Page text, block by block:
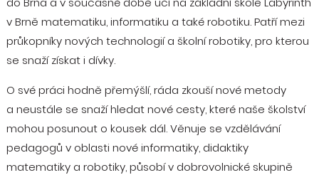
v Brně matematiku, informatiku a také robotiku. Patří mezi
průkopníky nových technologií a školní robotiky, pro kterou
se snaží získat i dívky.
O své práci hodně přemýšlí, ráda zkouší nové metody
a neustále se snaží hledat nové cesty, které naše školství
mohou posunout o kousek dál. Věnuje se vzdělávání
pedagogů v oblasti nové informatiky, didaktiky
matematiky a robotiky, působí v dobrovolnické skupině